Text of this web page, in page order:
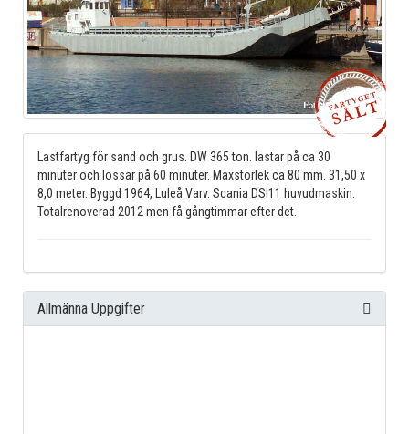
Lastfartyg för sand och grus. DW 365 ton. lastar på ca 30
minuter och lossar på 60 minuter. Maxstorlek ca 80 mm. 31,50 x
8,0 meter. Byggd 1964, Luleå Varv. Scania DSI11 huvudmaskin.
Totalrenoverad 2012 men få gångtimmar efter det.
Allmänna Uppgifter